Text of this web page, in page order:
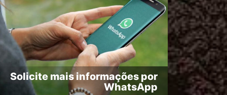
Solicite mais informações por
WhatsApp